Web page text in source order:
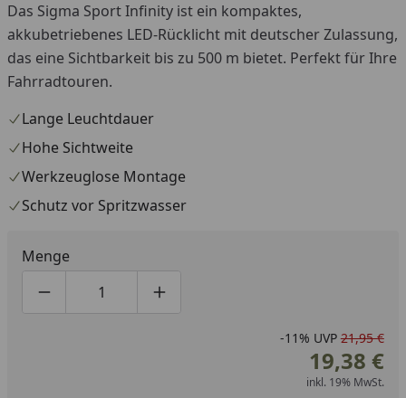
Das Sigma Sport Infinity ist ein kompaktes,
akkubetriebenes LED-Rücklicht mit deutscher Zulassung,
das eine Sichtbarkeit bis zu 500 m bietet. Perfekt für Ihre
Fahrradtouren.
Lange Leuchtdauer
Hohe Sichtweite
Werkzeuglose Montage
Schutz vor Spritzwasser
Menge
Produktmenge um eins verringern
Produktmenge manuell eingeben
Produktmenge um eins erhöhen
-11% UVP 21,95 €
19,38 €
inkl. 19% MwSt.